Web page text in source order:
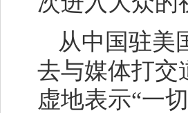
从中国驻美
去与媒体打交
虚地表示“一